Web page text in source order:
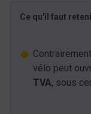
Ce qu'il faut
vélo peut
TVA, sous